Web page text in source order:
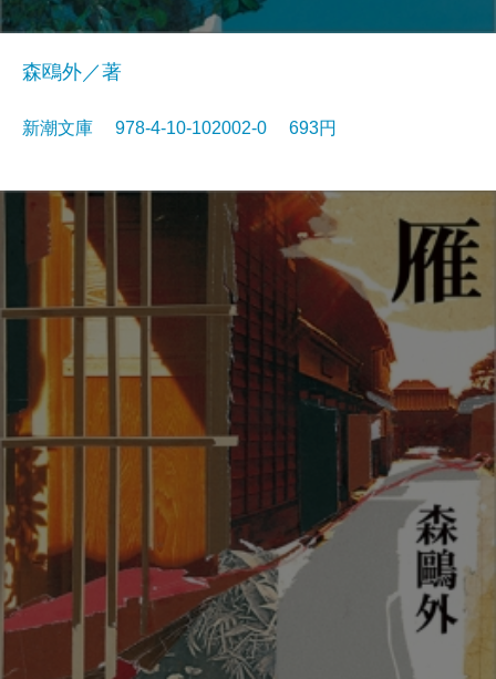
森鴎外／著
新潮文庫 978-4-10-102002-0 693円